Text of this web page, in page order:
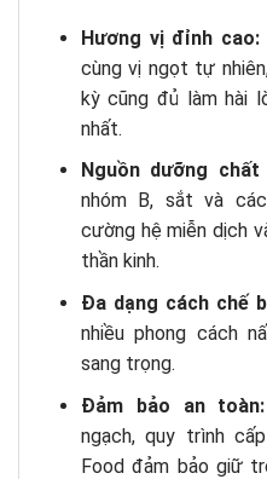
Hương vị đỉnh cao:
cùng vị ngọt tự
kỳ cũng đủ làm hài
nhất.
Nguồn dưỡng chất
nhóm B, sắt và
cường hệ miễn dịch
thần kinh.
Đa dạng cách chế
nhiều phong cách
sang trọng.
Đảm bảo an toàn:
ngạch, quy trình
Food đảm bảo giữ